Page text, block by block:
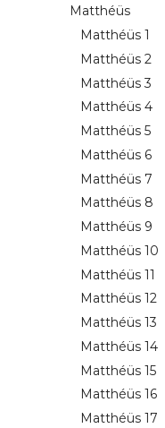
Matthéüs
Matthéüs 1
Matthéüs 2
Matthéüs 3
Matthéüs 4
Matthéüs 5
Matthéüs 6
Matthéüs 7
Matthéüs 8
Matthéüs 9
Matthéüs 10
Matthéüs 11
Matthéüs 12
Matthéüs 13
Matthéüs 14
Matthéüs 15
Matthéüs 16
Matthéüs 17